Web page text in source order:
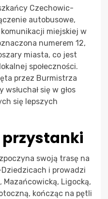
Czechowic-
autobusowe,
miejskiej w
numerem 12,
miasta, co jest
społeczności.
przez Burmistrza
się w głos
się lepszych
przystanki
swoją trasę na
i prowadzi
Mazańcowicką, Ligocką,
kończąc na pętli